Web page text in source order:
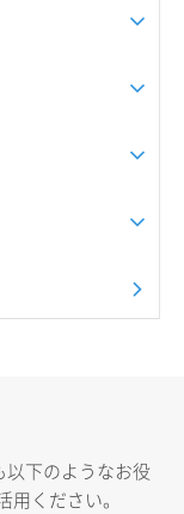
下のようなお役
ください。